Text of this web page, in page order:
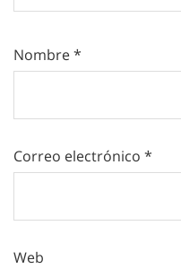
Nombre*
Correo electrónico *
Web